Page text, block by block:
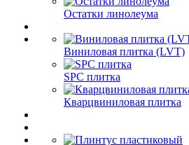
Остатки линолеума
Виниловая плитка (LVT)
SPC плитка
Кварцвиниловая плитка